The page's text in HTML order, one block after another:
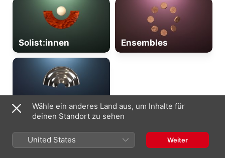
Solist:innen Ensembles
Chöre
Österreich English (UK)
Wähle ein anderes Land aus, um Inhalte für
deinen Standort zu sehen
United States Weiter